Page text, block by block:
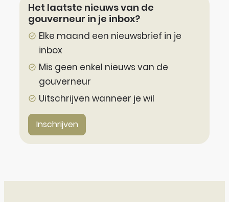
Het Iaatste nieuws van de
gouverneur in je inbox?
Elke maand een nieuwsbrief in je
inbox
Mis geen enkel nieuws van de
gouverneur
Uitschrijven wanneer je wil
Inschrijven